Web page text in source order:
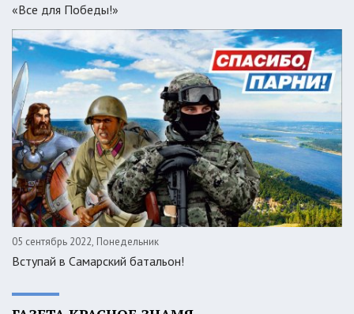
«Все для Победы!»
05 сентябрь 2022, Понедельник
Вступай в Самарский батальон!